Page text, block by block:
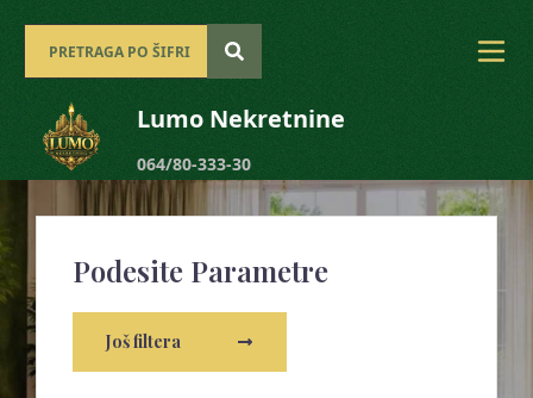
Lumo Nekretnine
064/80-333-30
Podesite Parametre
Još filtera